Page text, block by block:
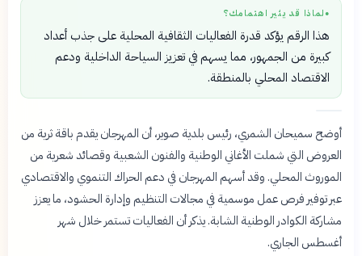
● لماذا قد يثير اهتمامك؟
هذا الرقم يؤكد قدرة الفعاليات الثقافية المحلية على جذب أعداد
كبيرة من الجمهور، مما يسهم في تعزيز السياحة الداخلية ودعم
الاقتصاد المحلي بالمنطقة.
أوضح سميحان الشمري، رئيس بلدية صوير، أن المهرجان يقدم باقة ثرية من
العروض التي شملت الأغاني الوطنية والفنون الشعبية وقصائد شعرية من
الموروث المحلي. وقد أسهم المهرجان في دعم الحراك التنموي والاقتصادي
عبر توفير فرص عمل موسمية في مجالات التنظيم وإدارة الحشود، ما يعزز
مشاركة الكوادر الوطنية الشابة. يذكر أن الفعاليات تستمر خلال شهر
أغسطس الجاري.